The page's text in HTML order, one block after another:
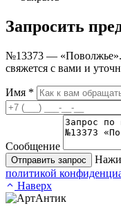
Запросить
№13373 — «Поволжье».
свяжется с вами и
Имя *
Сообщение
Отправить запрос
политикой
Наверх